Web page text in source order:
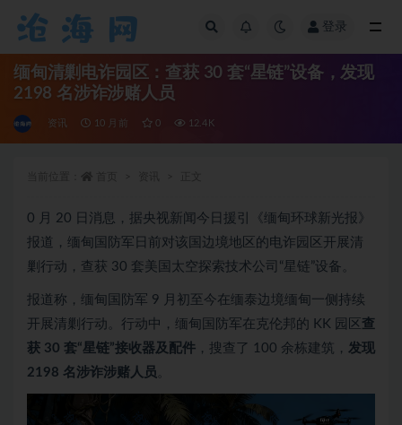
登录
缅甸清剿电诈园区：查获 30 套“星链”设备，发现
2198 名涉诈涉赌人员
资讯 10 月前 0 12.4K
0 月 20 日消息，据央视新闻今日援引《缅甸环球新光报》
报道，缅甸国防军日前对该国边境地区的电诈园区开展清
剿行动，查获 30 套美国太空探索技术公司“星链”设备。
报道称，缅甸国防军 9 月初至今在缅泰边境缅甸一侧持续
开展清剿行动。行动中，缅甸国防军在克伦邦的 KK 园区 查
获 30 套“星链”接收器及配件 ，搜查了 100 余栋建筑， 发现
2198 名涉诈涉赌人员